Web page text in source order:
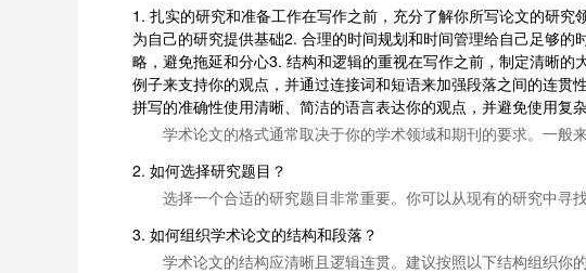
1. 扎实的研究和准备工作在写作之前，充分了解你所写论文的研
为自己的研究提供基础2. 合理的时间规划和时间管理给自己足够
略，避免拖延和分心3. 结构和逻辑的重视在写作之前，制定清晰
例子来支持你的观点，并通过连接词和短语来加强段落之间的连
拼写的准确性使用清晰、简洁的语言表达你的观点，并避免使用复
学术论文的格式通常取决于你的学术领域和期刊的要求。一般
2. 如何选择研究题目？
选择一个合适的研究题目非常重要。你可以从现有的研究中寻
3. 如何组织学术论文的结构和段落？
学术论文的结构应清晰且逻辑连贯。建议按照以下结构组织你